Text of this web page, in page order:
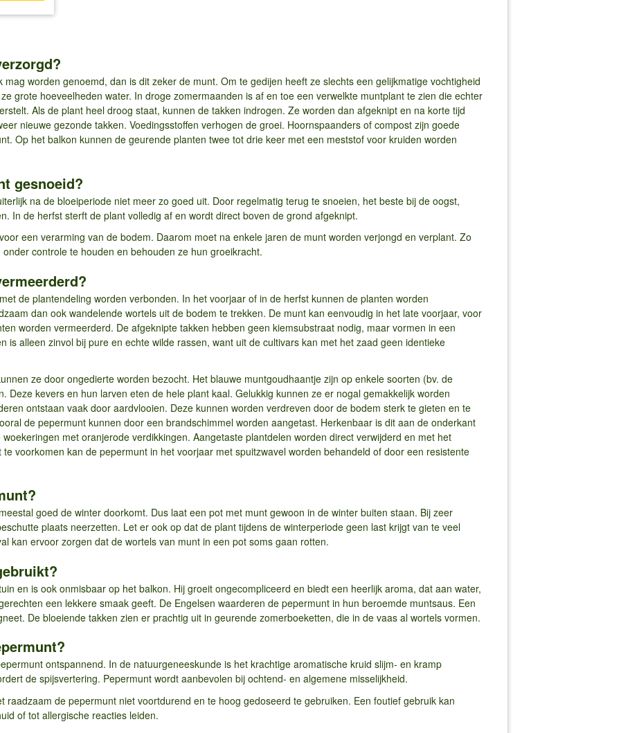
worden genoemd, dan is dit zeker de munt. Om te gedijen heeft ze slechts een gelijkmatige vochtigheid
grote hoeveelheden water. In droge zomermaanden is af en toe een verwelkte muntplant te zien die echter
Als de plant heel droog staat, kunnen de takken indrogen. Ze worden dan afgeknipt en na korte tijd
nieuwe gezonde takken. Voedingsstoffen verhogen de groei. Hoornspaanders of compost zijn goede
Op het balkon kunnen de geurende planten twee tot drie keer met een meststof voor kruiden worden
gesnoeid?
na de bloeiperiode niet meer zo goed uit. Door regelmatig terug te snoeien, het beste bij de oogst,
In de herfst sterft de plant volledig af en wordt direct boven de grond afgeknipt.
een verarming van de bodem. Daarom moet na enkele jaren de munt worden verjongd en verplant. Zo
controle te houden en behouden ze hun groeikracht.
de plantendeling worden verbonden. In het voorjaar of in de herfst kunnen de planten worden
dan ook wandelende wortels uit de bodem te trekken. De munt kan eenvoudig in het late voorjaar, voor
worden vermeerderd. De afgeknipte takken hebben geen kiemsubstraat nodig, maar vormen in een
is alleen zinvol bij pure en echte wilde rassen, want uit de cultivars kan met het zaad geen identieke
ze door ongedierte worden bezocht. Het blauwe muntgoudhaantje zijn op enkele soorten (bv. de
Deze kevers en hun larven eten de hele plant kaal. Gelukkig kunnen ze er nogal gemakkelijk worden
ontstaan vaak door aardvlooien. Deze kunnen worden verdreven door de bodem sterk te gieten en te
de pepermunt kunnen door een brandschimmel worden aangetast. Herkenbaar is dit aan de onderkant
met oranjerode verdikkingen. Aangetaste plantdelen worden direct verwijderd en met het
voorkomen kan de pepermunt in het voorjaar met spuitzwavel worden behandeld of door een resistente
goed de winter doorkomt. Dus laat een pot met munt gewoon in de winter buiten staan. Bij zeer
plaats neerzetten. Let er ook op dat de plant tijdens de winterperiode geen last krijgt van te veel
kan ervoor zorgen dat de wortels van munt in een pot soms gaan rotten.
en is ook onmisbaar op het balkon. Hij groeit ongecompliceerd en biedt een heerlijk aroma, dat aan water,
een lekkere smaak geeft. De Engelsen waarderen de pepermunt in hun beroemde muntsaus. Een
De bloeiende takken zien er prachtig uit in geurende zomerboeketten, die in de vaas al wortels vormen.
ontspannend. In de natuurgeneeskunde is het krachtige aromatische kruid slijm- en kramp
de spijsvertering. Pepermunt wordt aanbevolen bij ochtend- en algemene misselijkheid.
raadzaam de pepermunt niet voortdurend en te hoog gedoseerd te gebruiken. Een foutief gebruik kan
of tot allergische reacties leiden.